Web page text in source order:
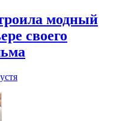
модный
своего